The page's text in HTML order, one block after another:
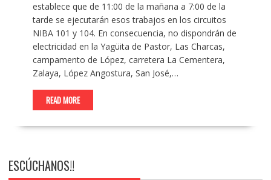
establece que de 11:00 de la mañana a 7:00 de la
tarde se ejecutarán esos trabajos en los circuitos
NIBA 101 y 104. En consecuencia, no dispondrán de
electricidad en la Yagüita de Pastor, Las Charcas,
campamento de López, carretera La Cementera,
Zalaya, López Angostura, San José,…
READ MORE
ESCÚCHANOS!!